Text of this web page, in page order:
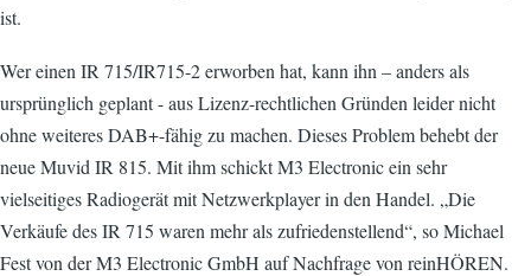
ist.
Wer einen IR 715/IR715-2 erworben hat, kann ihn – anders als
ursprünglich geplant - aus Lizenz-rechtlichen Gründen leider nicht
ohne weiteres DAB+-fähig zu machen. Dieses Problem behebt der
neue Muvid IR 815. Mit ihm schickt M3 Electronic ein sehr
vielseitiges Radiogerät mit Netzwerkplayer in den Handel. „Die
Verkäufe des IR 715 waren mehr als zufriedenstellend“, so Michael
Fest von der M3 Electronic GmbH auf Nachfrage von reinHÖREN.